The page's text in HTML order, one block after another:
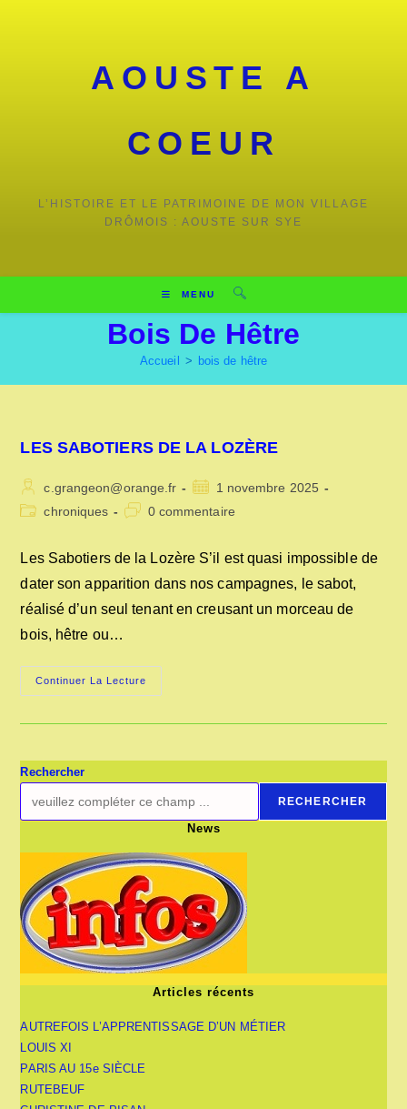
AOUSTE A
COEUR
L’HISTOIRE ET LE PATRIMOINE DE MON VILLAGE
DRÔMOIS : AOUSTE SUR SYE
MENU
Bois De Hêtre
Accueil > bois de hêtre
LES SABOTIERS DE LA LOZÈRE
Auteur/autrice
de
c.grangeon@orange.fr
Publication
publiée :
1 novembre 2025
Postchroniques
Commentaires
publication :
0 commentaire
Les Sabotiers de la Lozère S’il est quasi impossible de
dater son apparition dans nos campagnes, le sabot,
réalisé d’un seul tenant en creusant un morceau de
bois, hêtre ou…
Continuer La Lecture
SABOTIERS
Rechercher
RECHERCHER
News
Articles récents
AUTREFOIS L’APPRENTISSAGE D’UN MÉTIER
LOUIS XI
PARIS AU 15e SIÈCLE
RUTEBEUF